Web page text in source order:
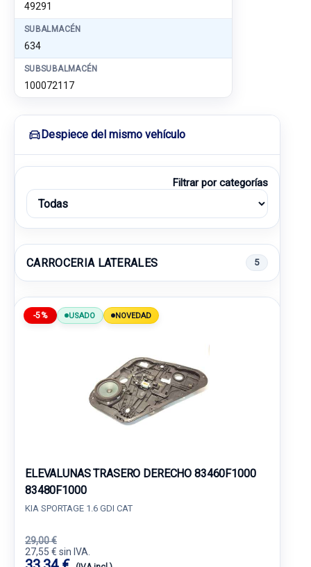
49291
SUBALMACÉN
634
SUBSUBALMACÉN
100072117
Despiece del mismo vehículo
Filtrar por categorías
CARROCERIA LATERALES 5
-5% USADO NOVEDAD
ELEVALUNAS TRASERO DERECHO 83460F1000
83480F1000
KIA SPORTAGE 1.6 GDI CAT
29,00 €
27,55 € sin IVA.